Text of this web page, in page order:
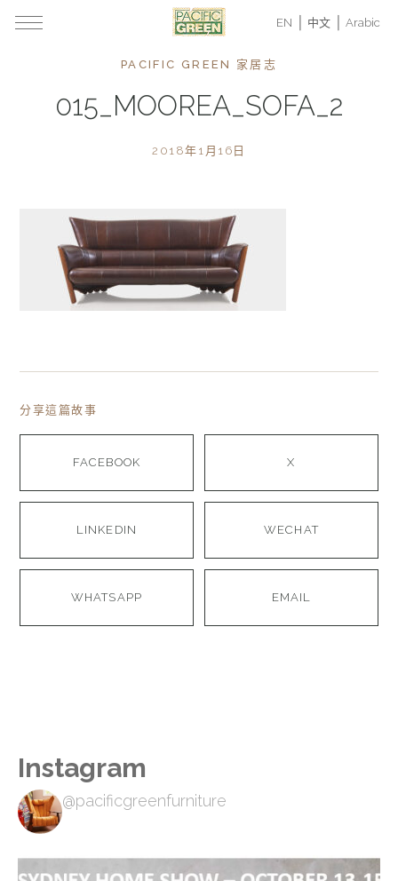
EN 中文 Arabic
PACIFIC GREEN 家居志
015_MOOREA_SOFA_2
2018年1月16日
分享這篇故事
FACEBOOK X
LINKEDIN WECHAT
WHATSAPP EMAIL
Instagram
@pacificgreenfurniture